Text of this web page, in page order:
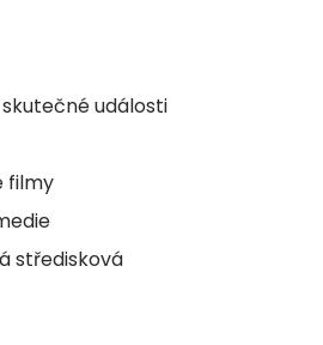
události
filmy
středisková